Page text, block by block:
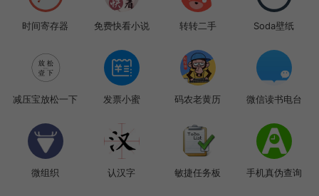
时间寄存器 免费快看小说 转转二手 Soda壁纸
减压宝放松一下 发票小蜜 码农老黄历 微信读书电台
微组织 认汉字 敏捷任务板 手机真伪查询